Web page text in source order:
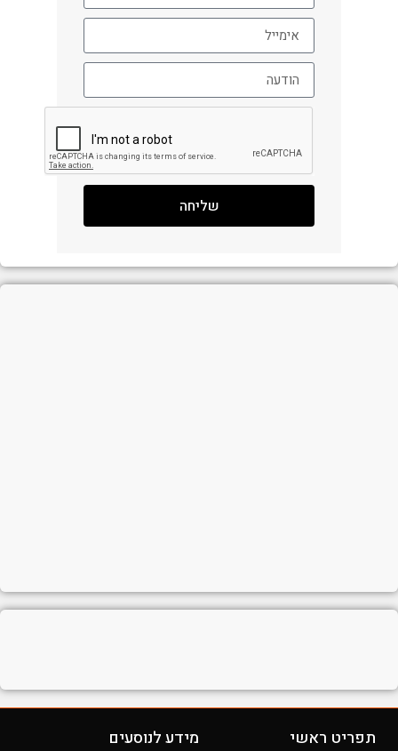
שליחה
תפריט ראשי מידע לנוסעים